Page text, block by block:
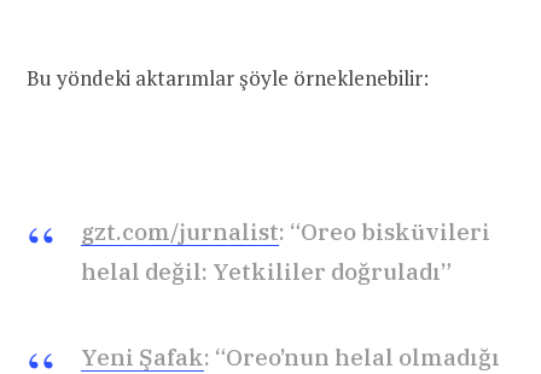
Bu yöndeki aktarımlar şöyle örneklenebilir:
gzt.com/jurnalist: “Oreo bisküvileri
helal değil: Yetkililer doğruladı”
Yeni Şafak: “Oreo’nun helal olmadığı